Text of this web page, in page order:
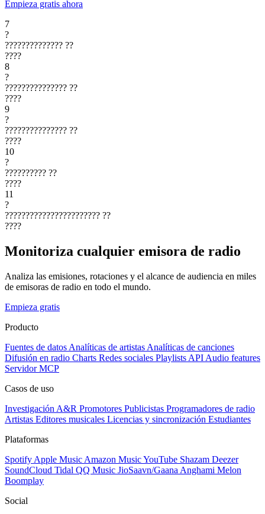
Empieza gratis ahora
7
?
?????????????? ??
????
8
?
??????????????? ??
????
9
?
??????????????? ??
????
10
?
?????????? ??
????
11
?
??????????????????????? ??
????
Monitoriza cualquier emisora de radio
Analiza las emisiones, rotaciones y el alcance de audiencia en miles
de emisoras de radio en todo el mundo.
Empieza gratis
Producto
Fuentes de datos Analíticas de artistas Analíticas de canciones
Difusión en radio Charts Redes sociales Playlists API Audio features
Servidor MCP
Casos de uso
Investigación A&R Promotores Publicistas Programadores de radio
Artistas Editores musicales Licencias y sincronización Estudiantes
Plataformas
Spotify Apple Music Amazon MusicYouTube Shazam Deezer
SoundCloud Tidal QQ Music JioSaavn/Gaana Anghami Melon
Boomplay
Social